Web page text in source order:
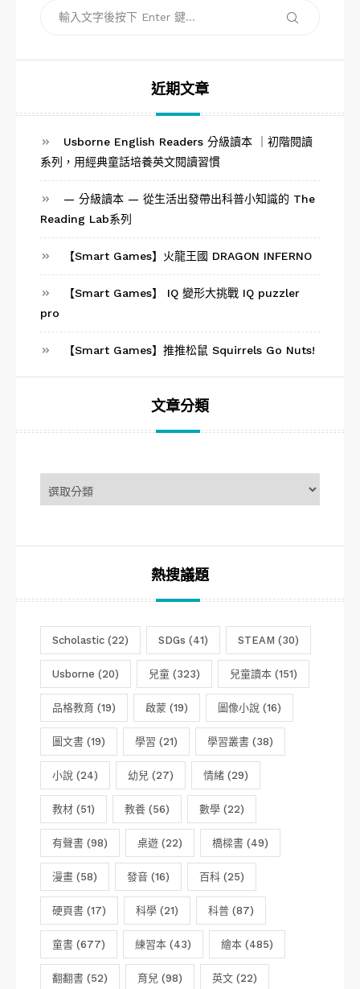
搜
近期文章
Usborne English Readers 分級讀本 ｜初階閱讀
系列，用經典童話培養英文閱讀習慣
— 分級讀本 — 從生活出發帶出科普小知識的 The
Reading Lab系列
【Smart Games】火龍王國 DRAGON INFERNO
【Smart Games】 IQ 變形大挑戰 IQ puzzler
pro
【Smart Games】推推松鼠 Squirrels Go Nuts!
文章分類
章
分
熱搜議題
Scholastic (22) SDGs (41) STEAM (30)
Usborne (20) 兒童 (323) 兒童讀本 (151)
品格教育 (19) 啟蒙 (19) 圖像小說 (16)
圖文書 (19) 學習 (21) 學習叢書 (38)
小說 (24) 幼兒 (27) 情緒 (29)
教材 (51) 教養 (56) 數學 (22)
有聲書 (98) 桌遊 (22) 橋樑書 (49)
漫畫 (58) 發音 (16) 百科 (25)
硬頁書 (17) 科學 (21) 科普 (87)
童書 (677) 練習本 (43) 繪本 (485)
翻翻書 (52) 育兒 (98) 英文 (22)